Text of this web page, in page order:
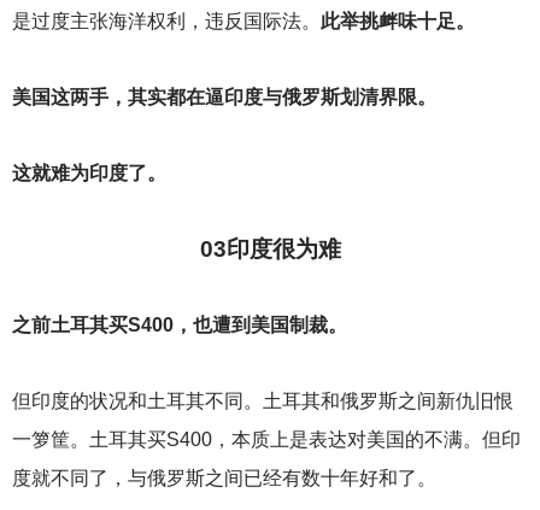
是过度主张海洋权利，违反国际法。 此举挑衅味十足。
美国这两手，其实都在逼印度与俄罗斯划清界限。
这就难为印度了。
03印度很为难
之前土耳其买S400，也遭到美国制裁。
但印度的状况和土耳其不同。土耳其和俄罗斯之间新仇旧恨
一箩筐。土耳其买S400，本质上是表达对美国的不满。但印
度就不同了，与俄罗斯之间已经有数十年好和了。